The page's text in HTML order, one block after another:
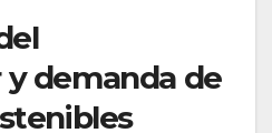
demanda de